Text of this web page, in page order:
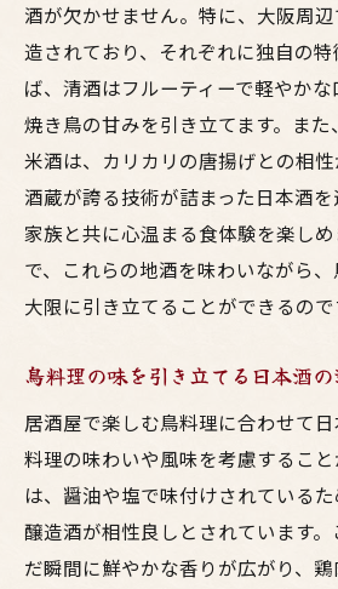
酒が欠かせません。特に、大阪周
造されており、それぞれに独自の
ば、清酒はフルーティーで軽やかな
焼き鳥の甘みを引き立てます。ま
米酒は、カリカリの唐揚げとの相
酒蔵が誇る技術が詰まった日本酒
家族と共に心温まる食体験を楽し
で、これらの地酒を味わいながら
大限に引き立てることができるので
鳥料理の味を引き立てる日本酒
居酒屋で楽しむ鳥料理に合わせて日
料理の味わいや風味を考慮するこ
は、醤油や塩で味付けされている
醸造酒が相性良しとされています
だ瞬間に鮮やかな香りが広がり、